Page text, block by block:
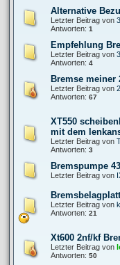
Alternative
Letzter Beitrag von
Antworten: 1
Empfehlung
Letzter Beitrag von
Antworten: 4
Bremse meiner
Letzter Beitrag von
Antworten: 67
XT550
mit dem
Letzter Beitrag von
Antworten: 3
Bremspumpe
Letzter Beitrag von
Letzter Beitrag von
Antworten: 21
Xt600 2nf/kf
Letzter Beitrag von
Antworten: 50